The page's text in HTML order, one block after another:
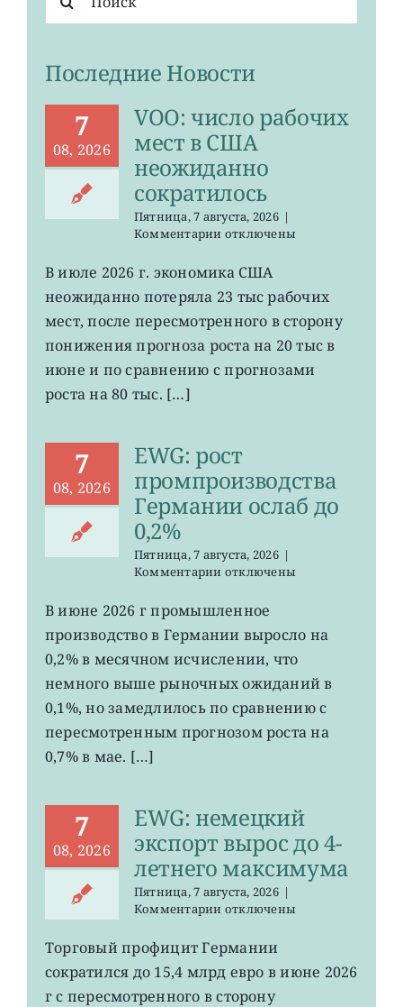
поиска:
Последние Новости
7
08, 2026
VOO: число рабочих
мест в США
неожиданно
сократилось
Пятница, 7 августа, 2026 |
Комментариик
VOO:
рабочих
мест
США
неожиданно
отключены
В июле 2026 г. экономика США
неожиданно потеряла 23 тыс рабочих
мест, после пересмотренного в сторону
понижения прогноза роста на 20 тыс в
июне и по сравнению с прогнозами
роста на 80 тыс. […]
7
08, 2026
EWG: рост
промпроизводства
Германии ослаб до
0,2%
Пятница, 7 августа, 2026 |
Комментариик
EWG:
рост
промпроизводства
Германии
до
0,2%
отключены
В июне 2026 г промышленное
производство в Германии выросло на
0,2% в месячном исчислении, что
немного выше рыночных ожиданий в
0,1%, но замедлилось по сравнению с
пересмотренным прогнозом роста на
0,7% в мае. […]
7
08, 2026
EWG: немецкий
экспорт вырос до 4-
летнего максимума
Пятница, 7 августа, 2026 |
Комментариик
EWG:
немецкий
экспорт
вырос
отключены
Торговый профицит Германии
сократился до 15,4 млрд евро в июне 2026
г с пересмотренного в сторону